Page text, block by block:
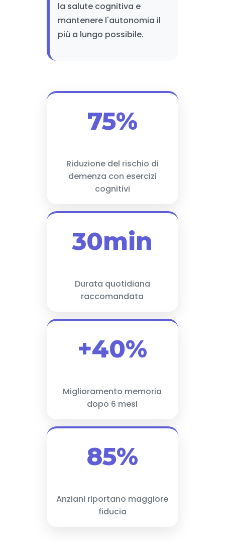
la salute cognitiva e
mantenere l'autonomia il
più a lungo possibile.
75%
Riduzione del rischio di
demenza con esercizi
cognitivi
30min
Durata quotidiana
raccomandata
+40%
Miglioramento memoria
dopo 6 mesi
85%
Anziani riportano maggiore
fiducia